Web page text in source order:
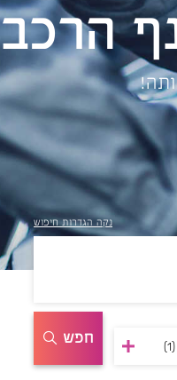
הרכב
נקה הגדרות חיפוש
(1) חפש